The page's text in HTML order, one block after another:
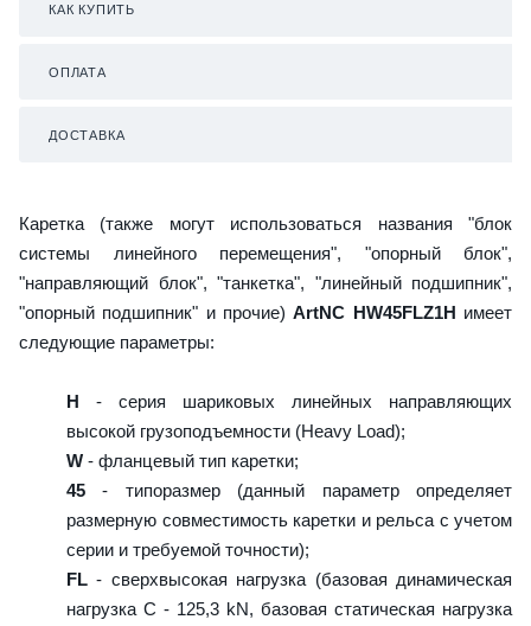
КАК КУПИТЬ
ОПЛАТА
ДОСТАВКА
Каретка (также могут использоваться названия "блок
системы линейного перемещения", "опорный блок",
"направляющий блок", "танкетка", "линейный подшипник",
"опорный подшипник" и прочие)ArtNC HW45FLZ1H имеет
следующие параметры:
H - серия шариковых линейных направляющих
высокой грузоподъемности (Heavy Load);
W - фланцевый тип каретки;
45 - типоразмер (данный параметр определяет
размерную совместимость каретки и рельса с учетом
серии и требуемой точности);
FL - сверхвысокая нагрузка (базовая динамическая
нагрузка C - 125,3 kN, базовая статическая нагрузка